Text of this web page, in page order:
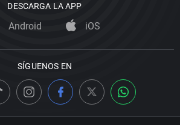
DESCARGA LA APP
Android iOS
SÍGUENOS EN